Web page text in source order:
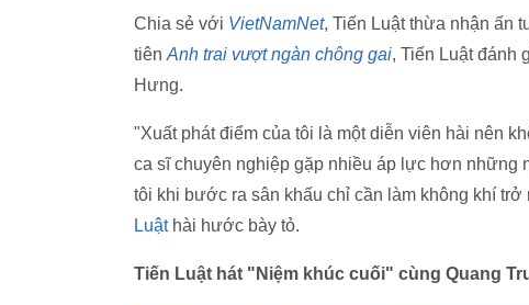
Chia sẻ với VietNamNet, Tiến Luật thừa nhận ấn
tiên Anh trai vượt ngàn chông gai, Tiến Luật đánh
Hưng.
"Xuất phát điểm của tôi là một diễn viên hài nên
ca sĩ chuyên nghiệp gặp nhiều áp lực hơn những
tôi khi bước ra sân khấu chỉ cần làm không khí
Luậthài hước bày tỏ.
Tiến Luật hát "Niệm khúc cuối" cùng Quang